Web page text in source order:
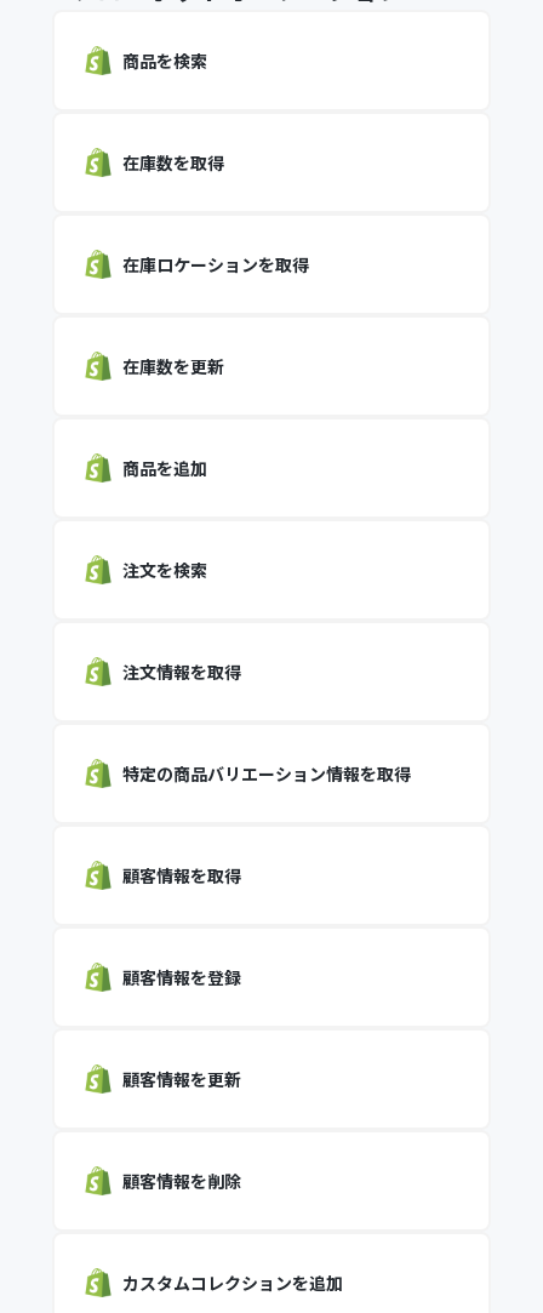
商品を検索
在庫数を取得
在庫ロケーションを取得
在庫数を更新
商品を追加
注文を検索
注文情報を取得
特定の商品バリエーション情報を取得
顧客情報を取得
顧客情報を登録
顧客情報を更新
顧客情報を削除
カスタムコレクションを追加